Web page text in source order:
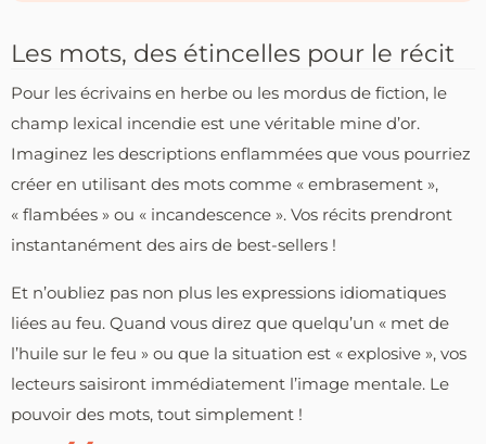
Les mots, des étincelles pour le récit
Pour les écrivains en herbe ou les mordus de fiction, le
champ lexical incendie est une véritable mine d’or.
Imaginez les descriptions enflammées que vous pourriez
créer en utilisant des mots comme « embrasement »,
« flambées » ou « incandescence ». Vos récits prendront
instantanément des airs de best-sellers !
Et n’oubliez pas non plus les expressions idiomatiques
liées au feu. Quand vous direz que quelqu’un « met de
l’huile sur le feu » ou que la situation est « explosive », vos
lecteurs saisiront immédiatement l’image mentale. Le
pouvoir des mots, tout simplement !